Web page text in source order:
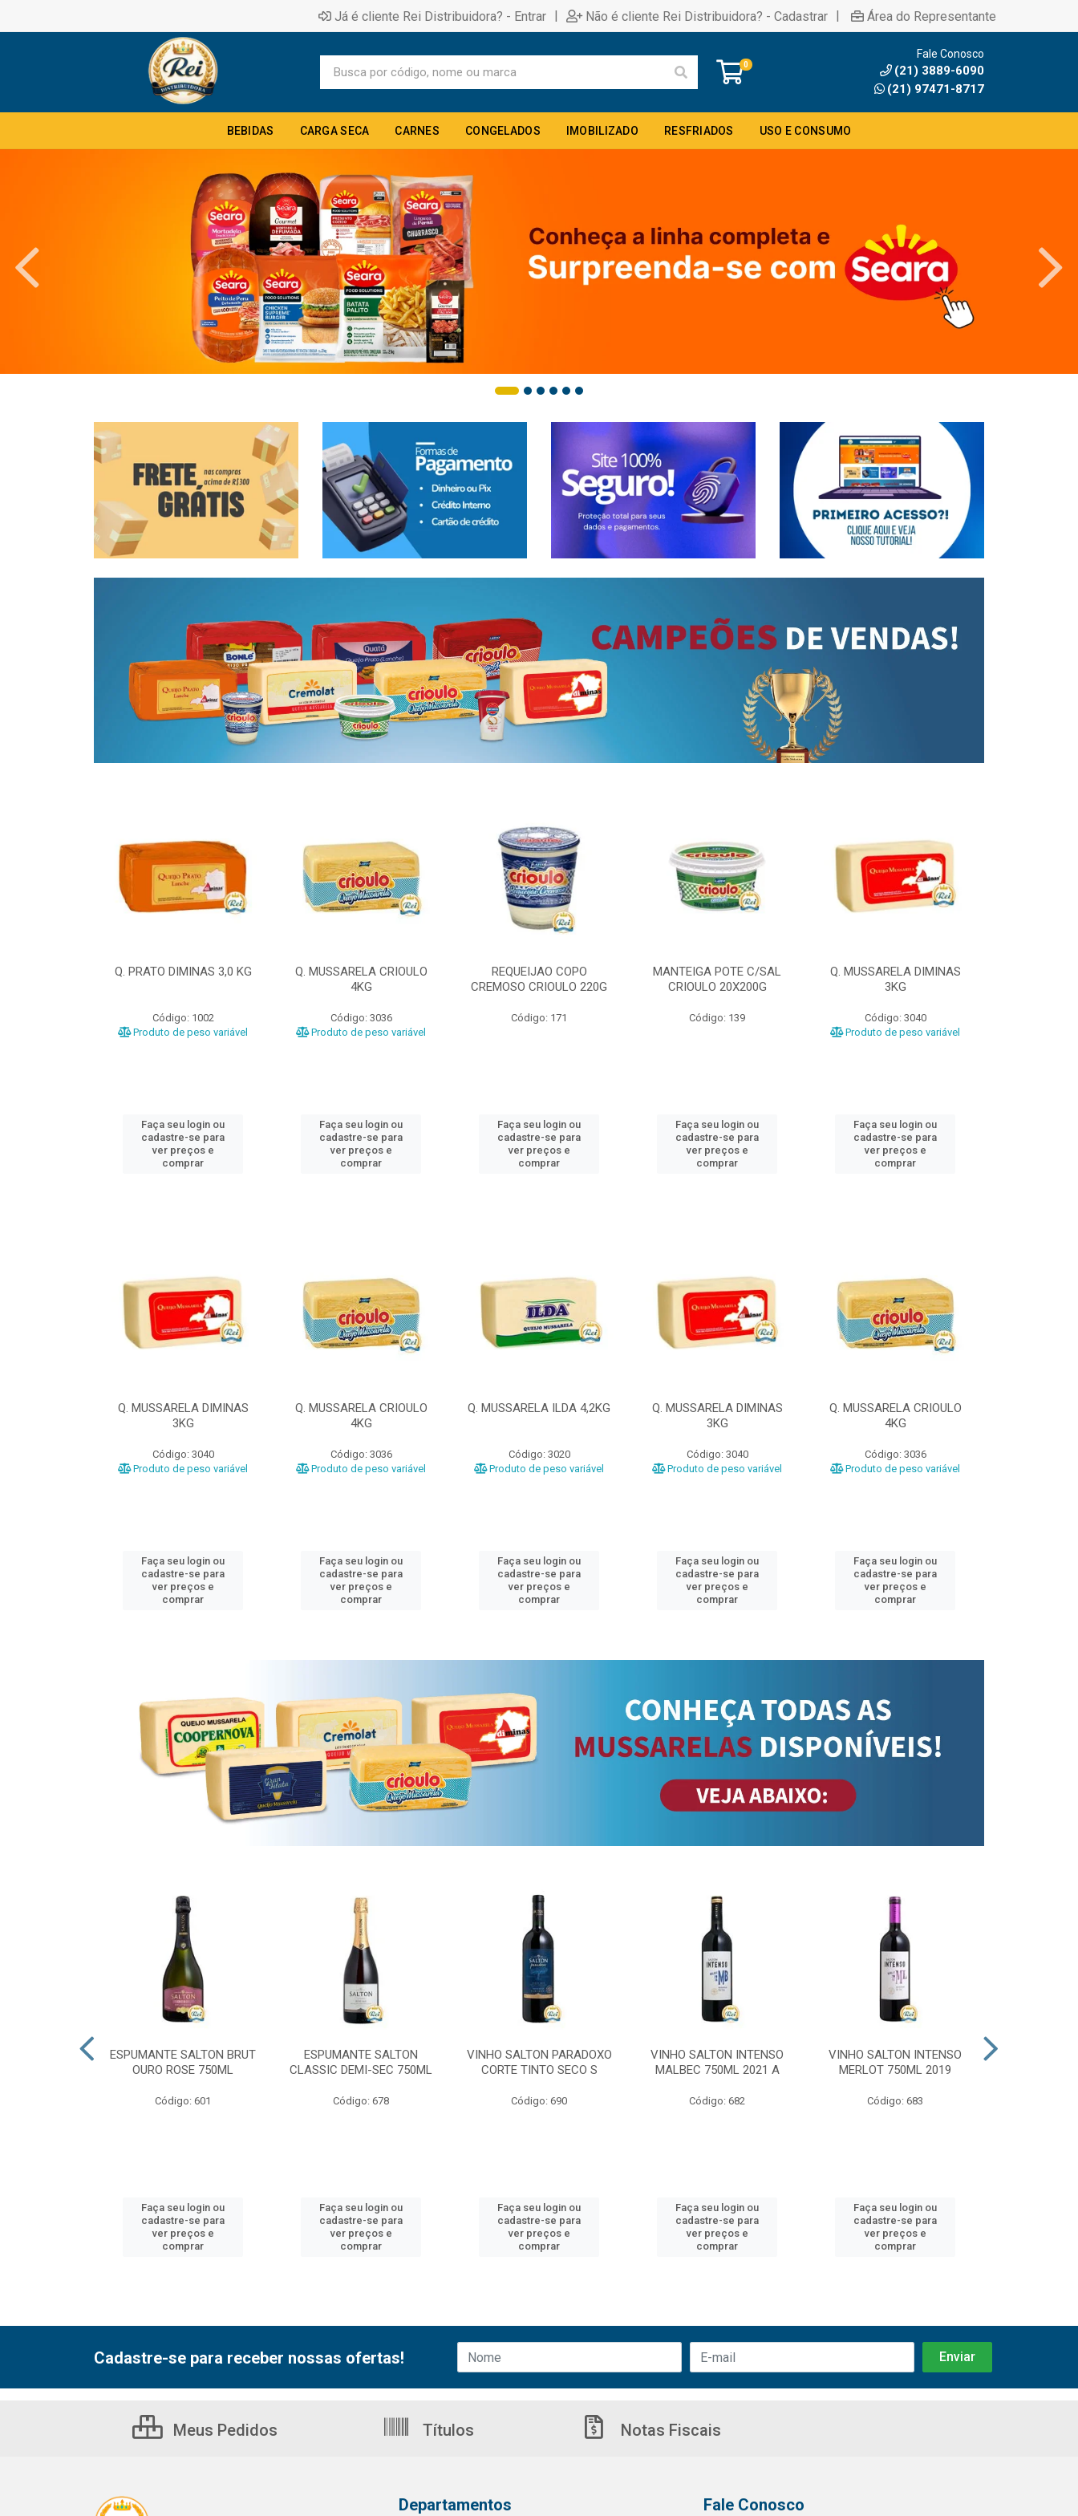
Já é cliente Rei Distribuidora? - Entrar | Não é cliente Rei Distribuidora? - Cadastrar | Área do Representante
0
Fale Conosco
(21) 3889-6090
(21) 97471-8717
BEBIDAS CARGA SECA CARNES CONGELADOS IMOBILIZADO RESFRIADOS USO E CONSUMO
Q. PRATO DIMINAS 3,0 KG
Código: 1002
Produto de peso variável
Faça seu login ou
cadastre-se para
ver preços e
comprar
Q. MUSSARELA CRIOULO
4KG
Código: 3036
Produto de peso variável
Faça seu login ou
cadastre-se para
ver preços e
comprar
REQUEIJAO COPO
CREMOSO CRIOULO 220G
Código: 171
Faça seu login ou
cadastre-se para
ver preços e
comprar
MANTEIGA POTE C/SAL
CRIOULO 20X200G
Código: 139
Faça seu login ou
cadastre-se para
ver preços e
comprar
Q. MUSSARELA DIMINAS
3KG
Código: 3040
Produto de peso variável
Faça seu login ou
cadastre-se para
ver preços e
comprar
Q. MUSSARELA DIMINAS
3KG
Código: 3040
Produto de peso variável
Faça seu login ou
cadastre-se para
ver preços e
comprar
Q. MUSSARELA CRIOULO
4KG
Código: 3036
Produto de peso variável
Faça seu login ou
cadastre-se para
ver preços e
comprar
Q. MUSSARELA ILDA 4,2KG
Código: 3020
Produto de peso variável
Faça seu login ou
cadastre-se para
ver preços e
comprar
Q. MUSSARELA DIMINAS
3KG
Código: 3040
Produto de peso variável
Faça seu login ou
cadastre-se para
ver preços e
comprar
Q. MUSSARELA CRIOULO
4KG
Código: 3036
Produto de peso variável
Faça seu login ou
cadastre-se para
ver preços e
comprar
ESPUMANTE SALTON BRUT
OURO ROSE 750ML
Código: 601
Faça seu login ou
cadastre-se para
ver preços e
comprar
ESPUMANTE SALTON
CLASSIC DEMI-SEC 750ML
Código: 678
Faça seu login ou
cadastre-se para
ver preços e
comprar
VINHO SALTON PARADOXO
CORTE TINTO SECO S
Código: 690
Faça seu login ou
cadastre-se para
ver preços e
comprar
VINHO SALTON INTENSO
MALBEC 750ML 2021 A
Código: 682
Faça seu login ou
cadastre-se para
ver preços e
comprar
VINHO SALTON INTENSO
MERLOT 750ML 2019
Código: 683
Faça seu login ou
cadastre-se para
ver preços e
comprar
Cadastre-se para receber nossas ofertas!
Meus Pedidos Títulos Notas Fiscais
Departamentos Fale Conosco